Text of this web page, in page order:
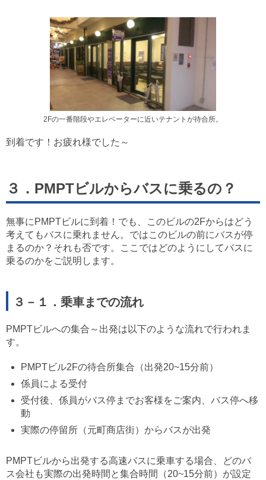
2Fの一番階段やエレベーターに近いテナントが待合所。
到着です！お疲れ様でした～
３．PMPTビルからバスに乗るの？
無事にPMPTビルに到着！でも、このビルの2Fからはどう
考えてもバスに乗れません。ではこのビルの前にバスが停
まるのか？それも否です。ここではどのようにしてバスに
乗るのかをご説明します。
３－１．乗車までの流れ
PMPTビルへの集合～出発は以下のような流れで行われま
す。
PMPTビル2Fの待合所集合（出発20~15分前）
係員による受付
受付後、係員がバス停までお客様をご案内、バス停へ移
動
実際の停留所（元町商店街）からバスが出発
PMPTビルから出発する高速バスに乗車する場合、どのバ
ス会社も実際の出発時間と集合時間（20~15分前）が設定